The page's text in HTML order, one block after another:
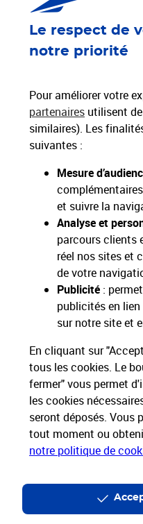
Le respect de
notre priorité
Pour améliorer votre
partenaires utilisent
similaires). Les
suivantes :
Mesure
et suivre la
Analyse et
parcours clients
réel nos sites et
de votre
Publicité :
publicités en lien
sur notre site et
En cliquant sur
tous les cookies. Le
fermer" vous permet
les cookies
seront déposés. Vous
tout moment ou
notre politique de
Paiements 100%
Nos engagements
sociétaux et
Applications La Poste
Restons connectés
Nos Services
Nos Produits
Nos Tarifs
La Poste vous
La Poste recrute